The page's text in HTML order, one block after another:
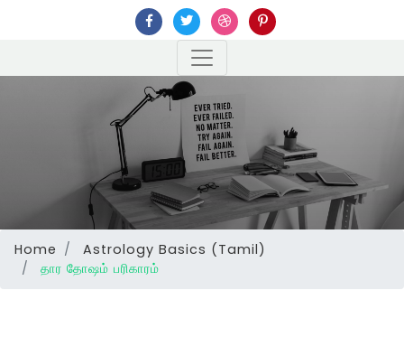
Home
Astrology Basics (Tamil)
தார தோஷம் பரிகாரம்